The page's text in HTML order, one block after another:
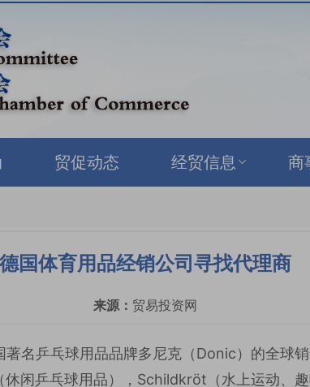
贸促动态 经贸信息 商
德国体育用品经销公司寻找代理商
来源： 贸易投资网
名乒乓球用品品牌多尼克（Donic）的全球
闲乒乓球用品），Schildkröt（水上运动、趣